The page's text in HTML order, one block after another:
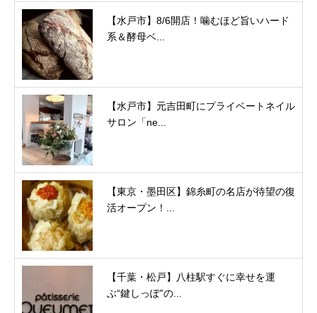
【水戸市】8/6開店！噛むほど旨いハード
系＆酵母ベ...
【水戸市】元吉田町にプライベートネイル
サロン「ne...
【東京・墨田区】錦糸町の名店が待望の復
活オープン！...
【千葉・松戸】八柱駅すぐに幸せを運
ぶ“鍵しっぽ”の...